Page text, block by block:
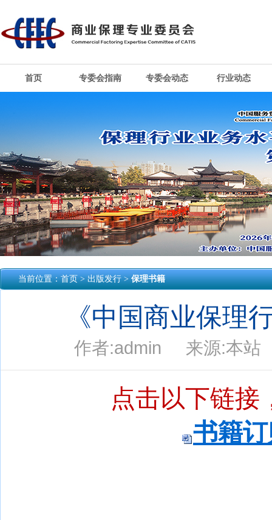
首页 专委会指南 专委会动态 行业动态
当前位置：首页> 出版发行 >保理书籍
《中国商业保理
作者:admin 来源:本
点击以下链接
书籍